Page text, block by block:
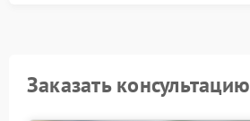
Заказать консультацию